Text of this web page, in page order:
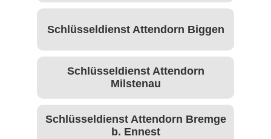
Schlüsseldienst Attendorn Biggen
Schlüsseldienst Attendorn
Milstenau
Schlüsseldienst Attendorn Bremge
b. Ennest